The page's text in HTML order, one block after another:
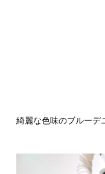
綺麗な色味のブルーデ